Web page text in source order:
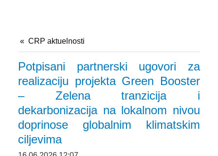
CRP aktuelnosti
Potpisani partnerski ugovori za
realizaciju projekta Green Booster
– Zelena tranzicija i
dekarbonizacija na lokalnom nivou
doprinose globalnim klimatskim
ciljevima